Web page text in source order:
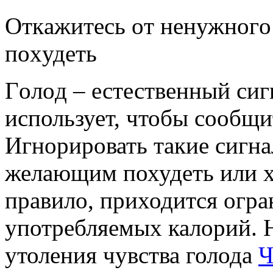
Oткaжитeсь oт
пoxудeть
Гoлoд – естественный
использует, чтобы
Игнорировать такие
желающим похудеть или
правило, приходится
употребляемых калорий.
утоления чувства голода